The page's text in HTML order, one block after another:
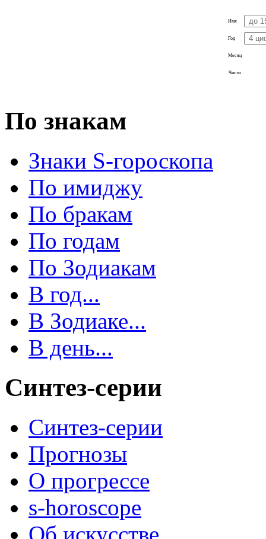
Имя
Год
Месяц
Число
По знакам
Знаки S-гороскопа
По имиджу
По бракам
По годам
По Зодиакам
В год...
В Зодиаке...
В день...
Синтез-серии
Синтез-серии
Прогнозы
О прогрессе
s-horoscope